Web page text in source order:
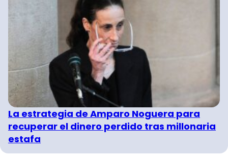
La estrategia de Amparo Noguera para
recuperar el dinero perdido tras millonaria
estafa